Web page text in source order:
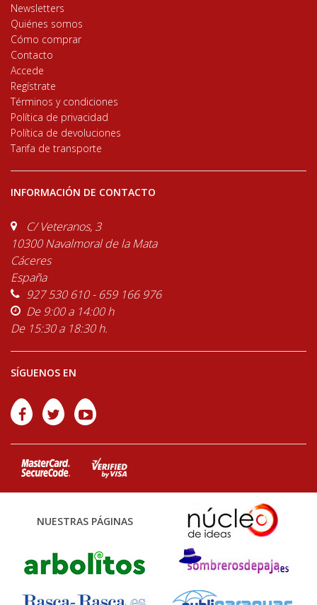
Newsletters
Quiénes somos
Cómo comprar
Contacto
Accede
Regístrate
Términos y condiciones
Política de privacidad
Política de devoluciones
Tarifa de transporte
INFORMACIÓN DE CONTACTO
C/ Veteranos, 3
10300 Navalmoral de la Mata
Cáceres
España
927 530 610 - 659 166 976
De 9:00 a 14:00 h
De 15:30 a 18:30 h.
SÍGUENOS EN
NUESTRAS PÁGINAS